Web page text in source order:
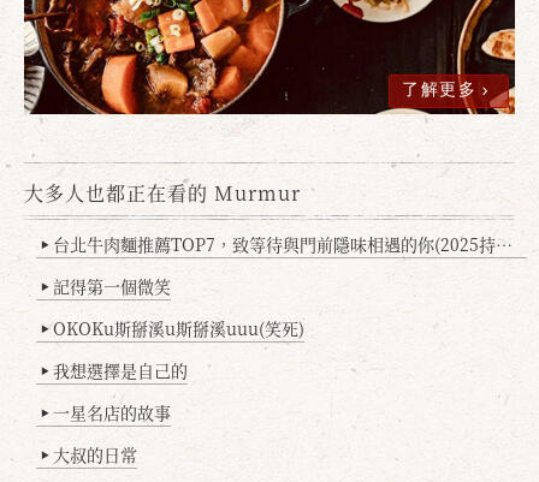
了解更多
大多人也都正在看的 Murmur
▶ 台北牛肉麵推薦TOP7，致等待與門前隱味相遇的你(2025持續更新
▶ 記得第一個微笑
▶ OKOKu斯掰溪u斯掰溪uuu(笑死)
▶ 我想選擇是自己的
▶ 一星名店的故事
▶ 大叔的日常